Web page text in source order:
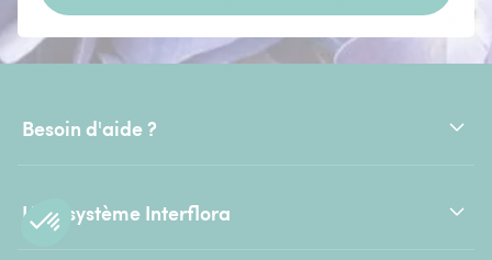
Besoin d'aide ?
L'écosystème Interflora